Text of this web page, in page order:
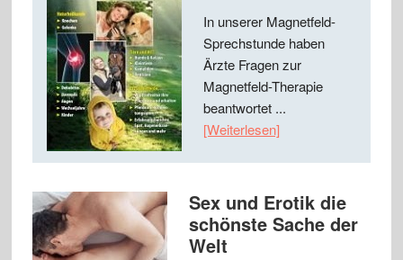
In unserer Magnetfeld-
Sprechstunde haben
Ärzte Fragen zur
Magnetfeld-Therapie
beantwortet ...
[Weiterlesen]
Sex und Erotik die
schönste Sache der
Welt